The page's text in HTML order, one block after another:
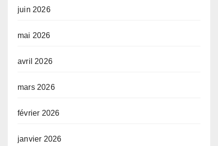
juin 2026
mai 2026
avril 2026
mars 2026
février 2026
janvier 2026